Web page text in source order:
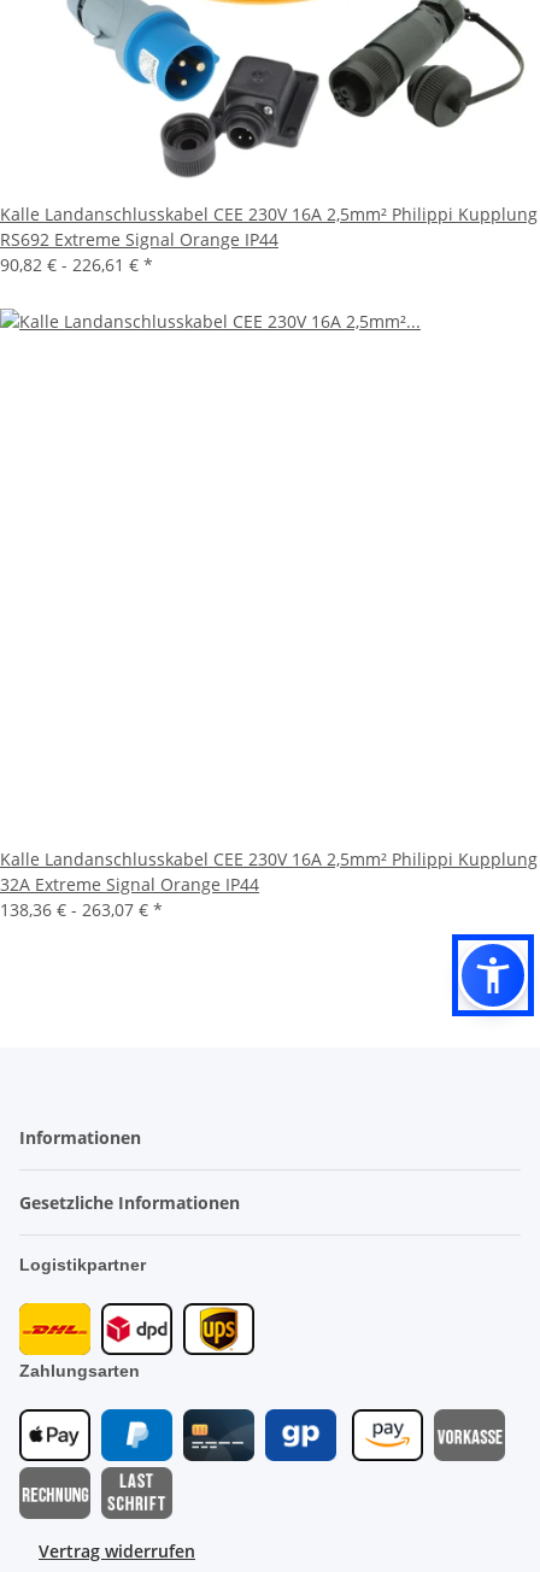
Kalle Landanschlusskabel CEE 230V 16A 2,5mm² Philippi Kupplung
RS692 Extreme Signal Orange IP44
90,82 € - 226,61 € *
Kalle Landanschlusskabel CEE 230V 16A 2,5mm² Philippi Kupplung
32A Extreme Signal Orange IP44
138,36 € - 263,07 € *
Informationen
Gesetzliche Informationen
Logistikpartner
Zahlungsarten
Vertrag widerrufen